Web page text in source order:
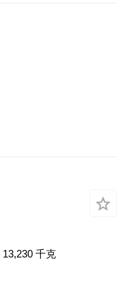
13,230 千克